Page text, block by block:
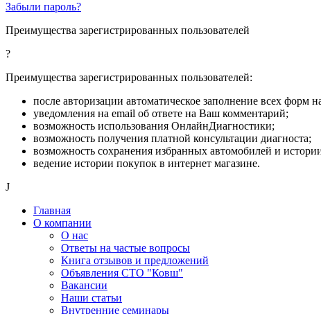
Забыли пароль?
Преимущества зарегистрированных пользователей
?
Преимущества зарегистрированных пользователей:
после авторизации автоматическое заполнение всех форм
уведомления на email об ответе на Ваш комментарий;
возможность использования ОнлайнДиагностики;
возможность получения платной консультации диагноста;
возможность сохранения избранных автомобилей и
ведение истории покупок в интернет магазине.
J
Главная
О компании
О нас
Ответы на частые вопросы
Книга отзывов и предложений
Объявления СТО "Ковш"
Вакансии
Наши статьи
Внутренние семинары